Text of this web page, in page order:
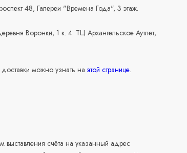
48, Галереи "Времена Года", 3 этаж.
Воронки, 1 к. 4. ТЦ Архангельское Аутлет,
можно узнать наэтой странице.
выставления счёта на указанный адрес